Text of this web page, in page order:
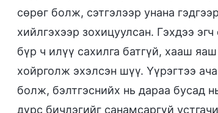
сөрөг болж, сэтгэлээр унана
хийлгэхээр зохицуулсан. Гэхдээ
бүр ч илүү сахилга батгүй, хааш
хойрголж эхэлсэн шүү. Үүрэгтээ
болж, бэлтгэснийх нь дараа бусад
дүрс бичлэгийг санамсаргүй